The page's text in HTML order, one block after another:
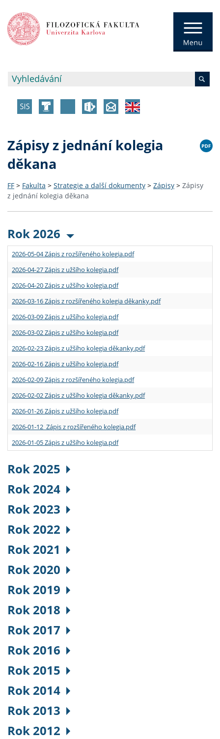
Zápisy z jednání kolegia
děkana
FF > Fakulta > Strategie a další dokumenty > Zápisy > Zápisy
z jednání kolegia děkana
Rok 2026
2026-05-04 Zápis z rozšířeného kolegia.pdf
2026-04-27 Zápis z užšího kolegia.pdf
2026-04-20 Zápis z užšího kolegia.pdf
2026-03-16 Zápis z rozšířeného kolegia děkanky.pdf
2026-03-09 Zápis z užšího kolegia.pdf
2026-03-02 Zápis z užšího kolegia.pdf
2026-02-23 Zápis z užšího kolegia děkanky.pdf
2026-02-16 Zápis z užšího kolegia.pdf
2026-02-09 Zápis z rozšířeného kolegia.pdf
2026-02-02 Zápis z užšího kolegia děkanky.pdf
2026-01-26 Zápis z užšího kolegia.pdf
2026-01-12 Zápis z rozšířeného kolegia.pdf
2026-01-05 Zápis z užšího kolegia.pdf
Rok 2025
Rok 2024
Rok 2023
Rok 2022
Rok 2021
Rok 2020
Rok 2019
Rok 2018
Rok 2017
Rok 2016
Rok 2015
Rok 2014
Rok 2013
Rok 2012